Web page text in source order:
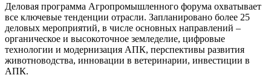
Деловая программа Агропромышленного форума охватывает
все ключевые тенденции отрасли. Запланировано более 25
деловых мероприятий, в числе основных направлений –
органическое и высокоточное земледелие, цифровые
технологии и модернизация АПК, перспективы развития
животноводства, инновации в ветеринарии, инвестиции в
АПК.